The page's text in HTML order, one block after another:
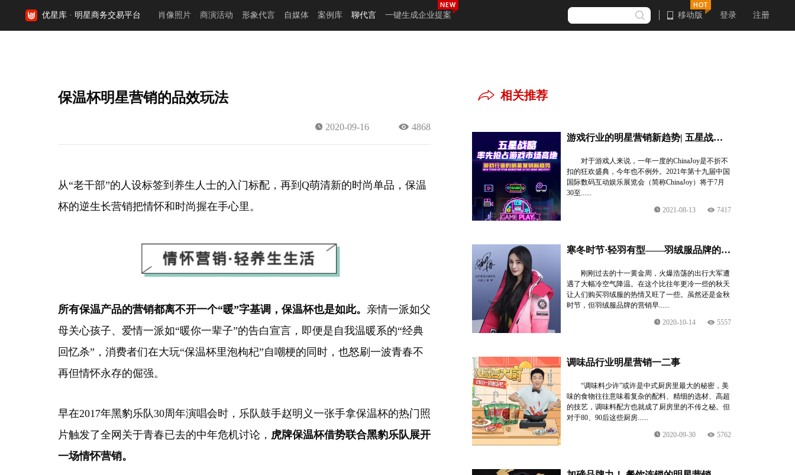
优星库 · 明星商务交易平台 肖像照片 商演活动 形象代言 自媒体 案例库 聊代言 一键生成企业提案 移动版 登录 注册
保温杯明星营销的品效玩法
2020-09-16 4868
从“老干部”的人设标签到养生人士的入门标配，再到Q萌清新的时尚单品，保温
杯的逆生长营销把情怀和时尚握在手心里。
所有保温产品的营销都离不开一个“暖”字基调 ，保温杯也是如此。 亲情一派如父
母关心孩子、爱情一派如“暖你一辈子”的告白宣言，即便是自我温暖系的“经典
回忆杀”，消费者们在大玩“保温杯里泡枸杞”自嘲梗的同时，也怒刷一波青春不
再但情怀永存的倔强。
早在2017年黑豹乐队30周年演唱会时，乐队鼓手赵明义一张手拿保温杯的热门照
片触发了全网关于青春已去的中年危机讨论， 虎牌保温杯借势联合黑豹乐队展开
一场情怀营销。
相关推荐
游戏行业的明星营销新趋势| 五星战略，率先抢占游戏市场高地
对于游戏人来说，一年一度的ChinaJoy是不折不
扣的狂欢盛典，今年也不例外。2021年第十九届中国
国际数码互动娱乐展览会（简称ChinaJoy）将于7月
30至......
2021-08-13 7417
寒冬时节·轻羽有型——羽绒服品牌的明星营销
刚刚过去的十一黄金周，火爆浩荡的出行大军遭
遇了大幅冷空气降温。在这个比往年更冷一些的秋天
让人们购买羽绒服的热情又旺了一些。虽然还是金秋
时节，但羽绒服品牌的营销早......
2020-10-14 5557
调味品行业明星营销一二事
“调味料少许”或许是中式厨房里最大的秘密，美
味的食物往往意味着复杂的配料、精细的选材、高超
的技艺，调味料配方也就成了厨房里的不传之秘。但
对于80、90后这些厨房......
2020-09-30 5762